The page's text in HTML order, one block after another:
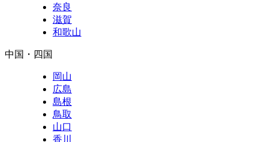
奈良
滋賀
和歌山
中国・四国
岡山
広島
島根
鳥取
山口
香川